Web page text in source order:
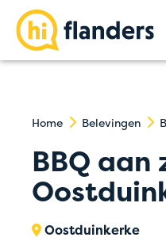
Home Belevingen
BBQ aan
Oostduinkerke